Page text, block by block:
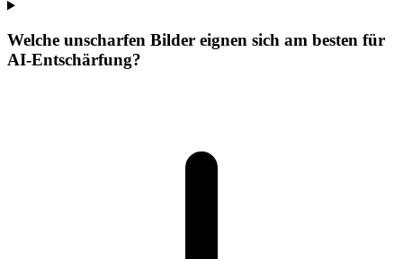
Welche unscharfen Bilder eignen sich am besten für
AI-Entschärfung?